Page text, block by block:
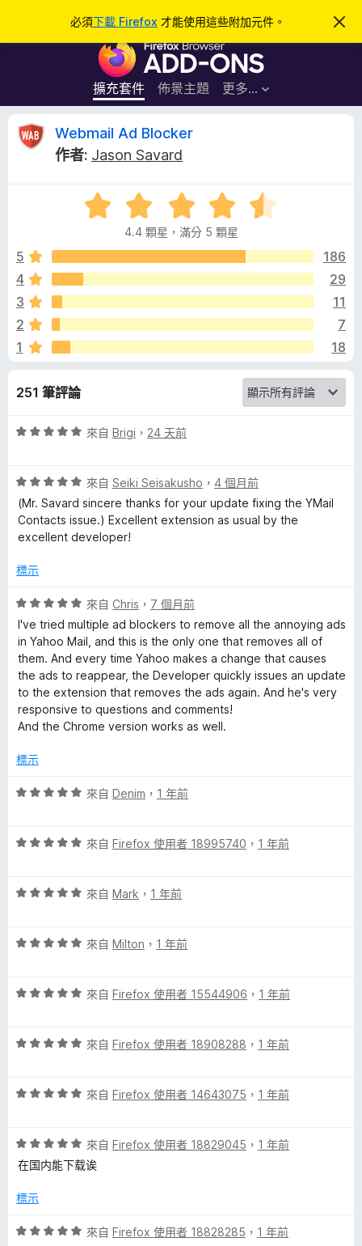
必須下載 Firefox 才能使用這些附加元件。
忽
此
F
r
e
x
覽
器
附
加
件
擴充套件 佈景主題 更多…
登入
W
m
a
i
A
B
l
c
k
e
r
評
論
Webmail Ad Blocker
作者: Jason Savard
評
價
.
分
滿
5
4.4 顆星，滿分 5 顆星
5
186
4
29
3
11
2
7
1
18
251 筆評論
評
分
，
滿
分
分
來自 Brigi ， 24 天前
評
價
5
分
滿
5
分
來自 Seiki Seisakusho ， 4 個月前
(Mr. Savard sincere thanks for your update fixing the YMail
Contacts issue.) Excellent extension as usual by the
excellent developer!
標示
評
價
5
分
，
滿
分
5
來自 Chris ， 7 個月前
I've tried multiple ad blockers to remove all the annoying ads
in Yahoo Mail, and this is the only one that removes all of
them. And every time Yahoo makes a change that causes
the ads to reappear, the Developer quickly issues an update
to the extension that removes the ads again. And he's very
responsive to questions and comments!
And the Chrome version works as well.
標示
評
分
分
來自 Denim ， 1 年前
評
分
分
來自 Firefox 使用者 18995740 ， 1 年前
評
分
分
來自 Mark ， 1 年前
評
分
分
來自 Milton ， 1 年前
評
分
分
來自 Firefox 使用者 15544906 ， 1 年前
評
分
分
5
來自 Firefox 使用者 18908288 ， 1 年前
評
分
，
分
分
來自 Firefox 使用者 14643075 ， 1 年前
評
價
分
滿
來自 Firefox 使用者 18829045 ， 1 年前
在国内能下载诶
標示
評
來自 Firefox 使用者 18828285 ， 1 年前